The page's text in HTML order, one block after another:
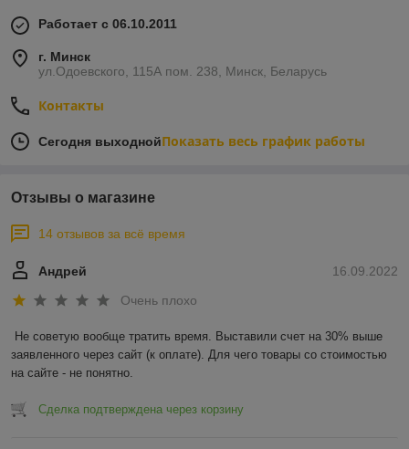
Работает с 06.10.2011
г. Минск
ул.Одоевского, 115А пом. 238, Минск, Беларусь
Контакты
Сегодня выходнойПоказать весь график работы
Отзывы о магазине
14 отзывов за всё время
16.09.2022
Андрей
Очень плохо
Не советую вообще тратить время. Выставили счет на 30% выше
заявленного через сайт (к оплате). Для чего товары со стоимостью
на сайте - не понятно.
Сделка подтверждена через корзину